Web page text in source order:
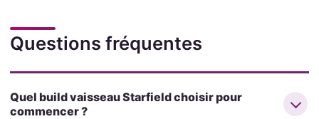
Questions fréquentes
Quel build vaisseau Starfield choisir pour
commencer ?